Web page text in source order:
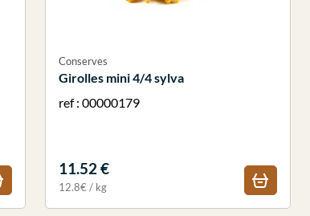
Conserves
Girolles mini 4/4 sylva
ref : 00000179
11.52 €
12.8€ / kg